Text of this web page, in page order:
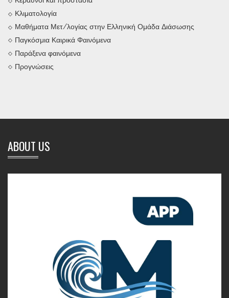
Κλιματολογία
Μαθήματα Μετ/λογίας στην Ελληνική Ομάδα Διάσωσης
Παγκόσμια Καιρικά Φαινόμενα
Παράξενα φαινόμενα
Προγνώσεις
ABOUT US